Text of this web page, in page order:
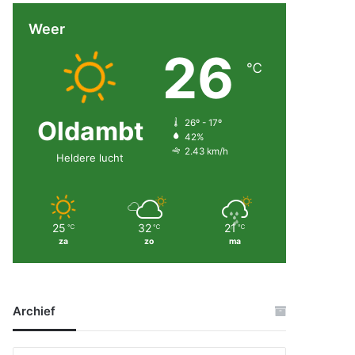
Weer
Oldambt
Heldere lucht
26 ℃
26º - 17º
42%
2.43 km/h
25 ℃
za
32 ℃
zo
21 ℃
ma
Archief